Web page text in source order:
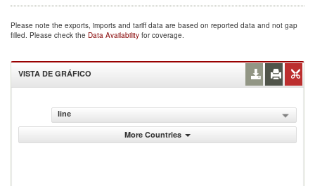
Please note the exports, imports and tariff data are based on reported data and not gap
filled. Please check the Data Availability for coverage.
VISTA DE GRÁFICO
line
More Countries